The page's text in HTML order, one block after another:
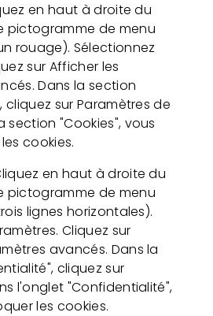
en haut à droite du
pictogramme de menu
rouage). Sélectionnez
sur Afficher les
Dans la section
sur Paramètres de
section "Cookies", vous
cookies.
en haut à droite du
pictogramme de menu
lignes horizontales).
Cliquez sur
avancés. Dans la
cliquez sur
l'onglet "Confidentialité",
les cookies.